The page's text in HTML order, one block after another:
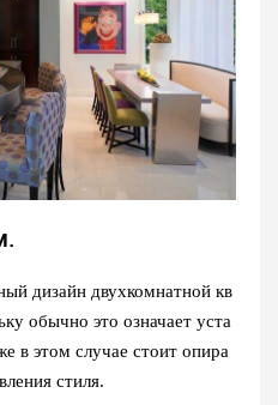
дизайн двухкомнатной кв
обычно это означает уста
в этом случае стоит опира
стиля.